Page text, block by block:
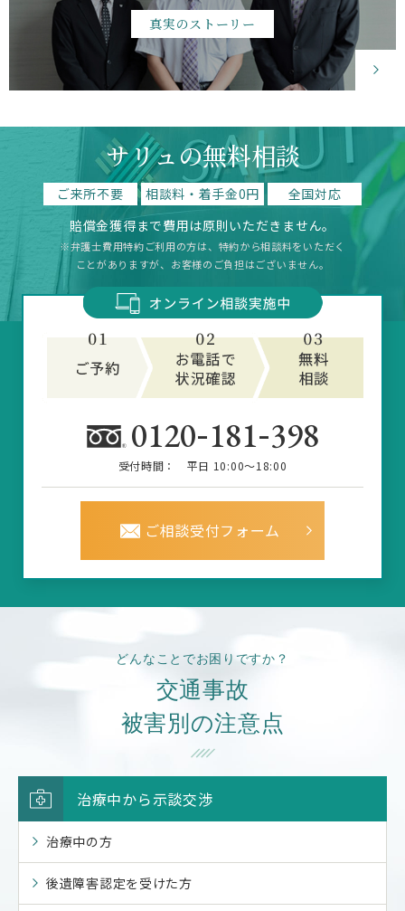
真実のストーリー
サリュの無料相談
ご来所不要 相談料・着手金0円
全国対応
賠償金獲得まで費用は原則いただきません。
※弁護士費用特約ご利用の方は、特約から相談料をいただく
ことがありますが、お客様のご負担はございません。
0120-181-398
受付時間： 平日 10:00～18:00
ご相談受付フォーム
どんなことでお困りですか？
交通事故
被害別の注意点
治療中から示談交渉
治療中の方
後遺障害認定を受けた方